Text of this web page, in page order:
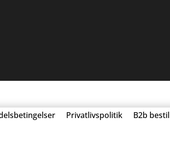
Privatlivspolitik B2b